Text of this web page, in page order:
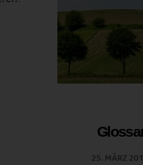
25. MÄRZ